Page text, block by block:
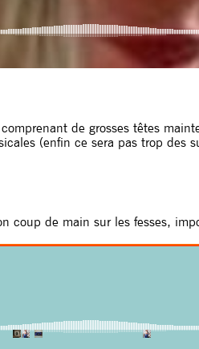
de grosses têtes
(enfin ce sera pas trop des
de main sur les fesses,